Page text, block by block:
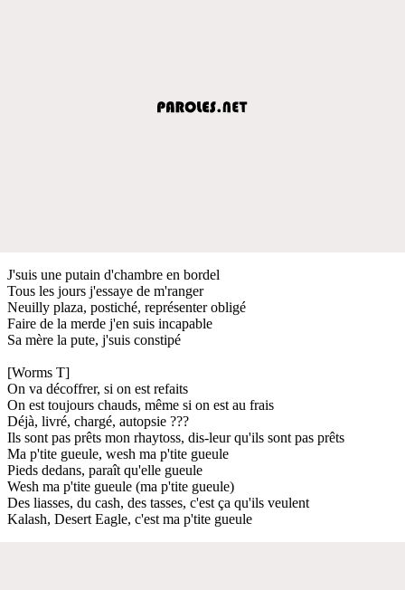
J'suis une putain d'chambre en bordel
Tous les jours j'essaye de m'ranger
Neuilly plaza, postiché, représenter obligé
Faire de la merde j'en suis incapable
Sa mère la pute, j'suis constipé
[Worms T]
On va décoffrer, si on est refaits
On est toujours chauds, même si on est au frais
Déjà, livré, chargé, autopsie ???
Ils sont pas prêts mon rhaytoss, dis-leur qu'ils sont pas prêts
Ma p'tite gueule, wesh ma p'tite gueule
Pieds dedans, paraît qu'elle gueule
Wesh ma p'tite gueule (ma p'tite gueule)
Des liasses, du cash, des tasses, c'est ça qu'ils veulent
Kalash, Desert Eagle, c'est ma p'tite gueule